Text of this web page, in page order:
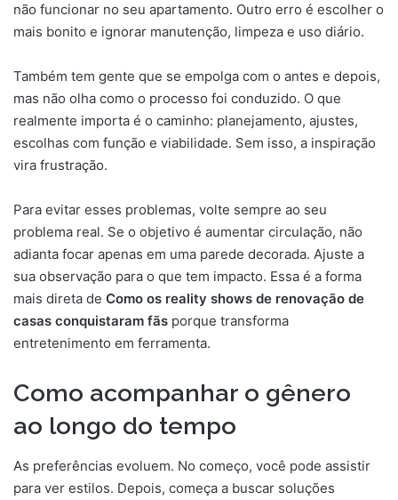
não funcionar no seu apartamento. Outro erro é escolher o
mais bonito e ignorar manutenção, limpeza e uso diário.
Também tem gente que se empolga com o antes e depois,
mas não olha como o processo foi conduzido. O que
realmente importa é o caminho: planejamento, ajustes,
escolhas com função e viabilidade. Sem isso, a inspiração
vira frustração.
Para evitar esses problemas, volte sempre ao seu
problema real. Se o objetivo é aumentar circulação, não
adianta focar apenas em uma parede decorada. Ajuste a
sua observação para o que tem impacto. Essa é a forma
mais direta de Como os reality shows de renovação de
casas conquistaram fãs porque transforma
entretenimento em ferramenta.
Como acompanhar o gênero
ao longo do tempo
As preferências evoluem. No começo, você pode assistir
para ver estilos. Depois, começa a buscar soluções